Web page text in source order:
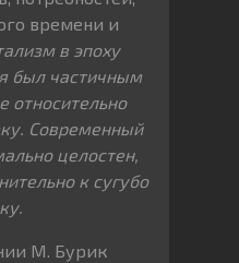
времени и
в эпоху
был частичным
относительно
Современный
целостен,
к сугубо
М. Бурик